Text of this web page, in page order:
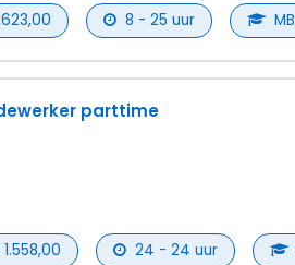
8 - 25 uur
parttime
24 - 24 uur